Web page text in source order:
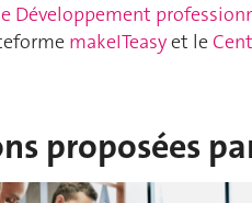
Développement
makeITeasyet le
proposées